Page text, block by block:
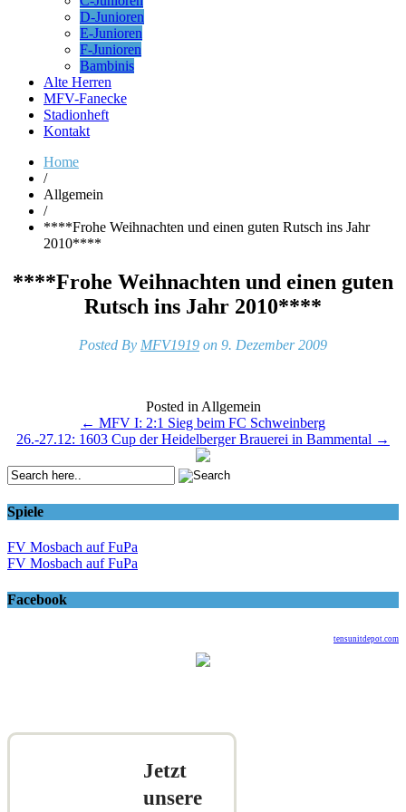
D-Junioren
E-Junioren
F-Junioren
Bambinis
Alte Herren
MFV-Fanecke
Stadionheft
Kontakt
Home
/
Allgemein
/
****Frohe Weihnachten und einen guten Rutsch ins Jahr
2010****
****Frohe Weihnachten und einen guten
Rutsch ins Jahr 2010****
Posted By MFV1919 on 9. Dezember 2009
Posted in Allgemein
navigation
← MFV I: 2:1 Sieg beim FC Schweinberg
26.-27.12: 1603 Cup der Heidelberger Brauerei in Bammental →
Spiele
FV Mosbach auf FuPa
FV Mosbach auf FuPa
Facebook
tensunitdepot.com
Jetzt
unsere